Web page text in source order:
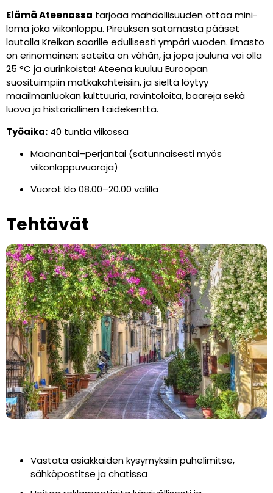
Elämä Ateenassa tarjoaa mahdollisuuden ottaa mini-
loma joka viikonloppu. Pireuksen satamasta pääset
lautalla Kreikan saarille edullisesti ympäri vuoden. Ilmasto
on erinomainen: sateita on vähän, ja jopa jouluna voi olla
25 °C ja aurinkoista! Ateena kuuluu Euroopan
suosituimpiin matkakohteisiin, ja sieltä löytyy
maailmanluokan kulttuuria, ravintoloita, baareja sekä
luova ja historiallinen taidekenttä.
Työaika: 40 tuntia viikossa
Maanantai–perjantai (satunnaisesti myös
viikonloppuvuoroja)
Vuorot klo 08.00–20.00 välillä
Tehtävät
Vastata asiakkaiden kysymyksiin puhelimitse,
sähköpostitse ja chatissa